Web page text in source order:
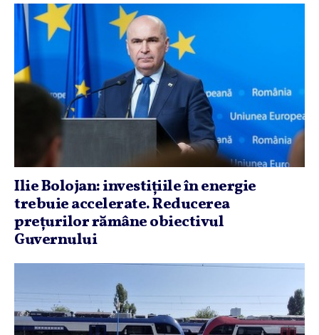
Ilie Bolojan: investiţiile în energie
trebuie accelerate. Reducerea
preţurilor rămâne obiectivul
Guvernului